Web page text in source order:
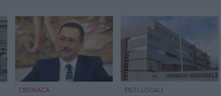
CRONACA ENTI LOCALI